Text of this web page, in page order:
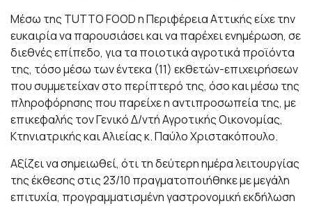
Μέσω της TUTTO FOOD η Περιφέρεια Αττικής είχε την
ευκαιρία να παρουσιάσει και να παρέχει ενημέρωση, σε
διεθνές επίπεδο, για τα ποιοτικά αγροτικά προϊόντα
της, τόσο μέσω των έντεκα (11) εκθετών-επιχειρήσεων
που συμμετείχαν στο περίπτερό της, όσο και μέσω της
πληροφόρησης που παρείχε η αντιπροσωπεία της, με
επικεφαλής τον Γενικό Δ/ντή Αγροτικής Οικονομίας,
Κτηνιατρικής και Αλιείας κ. Παύλο Χριστακόπουλο.
Αξίζει να σημειωθεί, ότι τη δεύτερη ημέρα λειτουργίας
της έκθεσης στις 23/10 πραγματοποιήθηκε με μεγάλη
επιτυχία, προγραμματισμένη γαστρονομική εκδήλωση